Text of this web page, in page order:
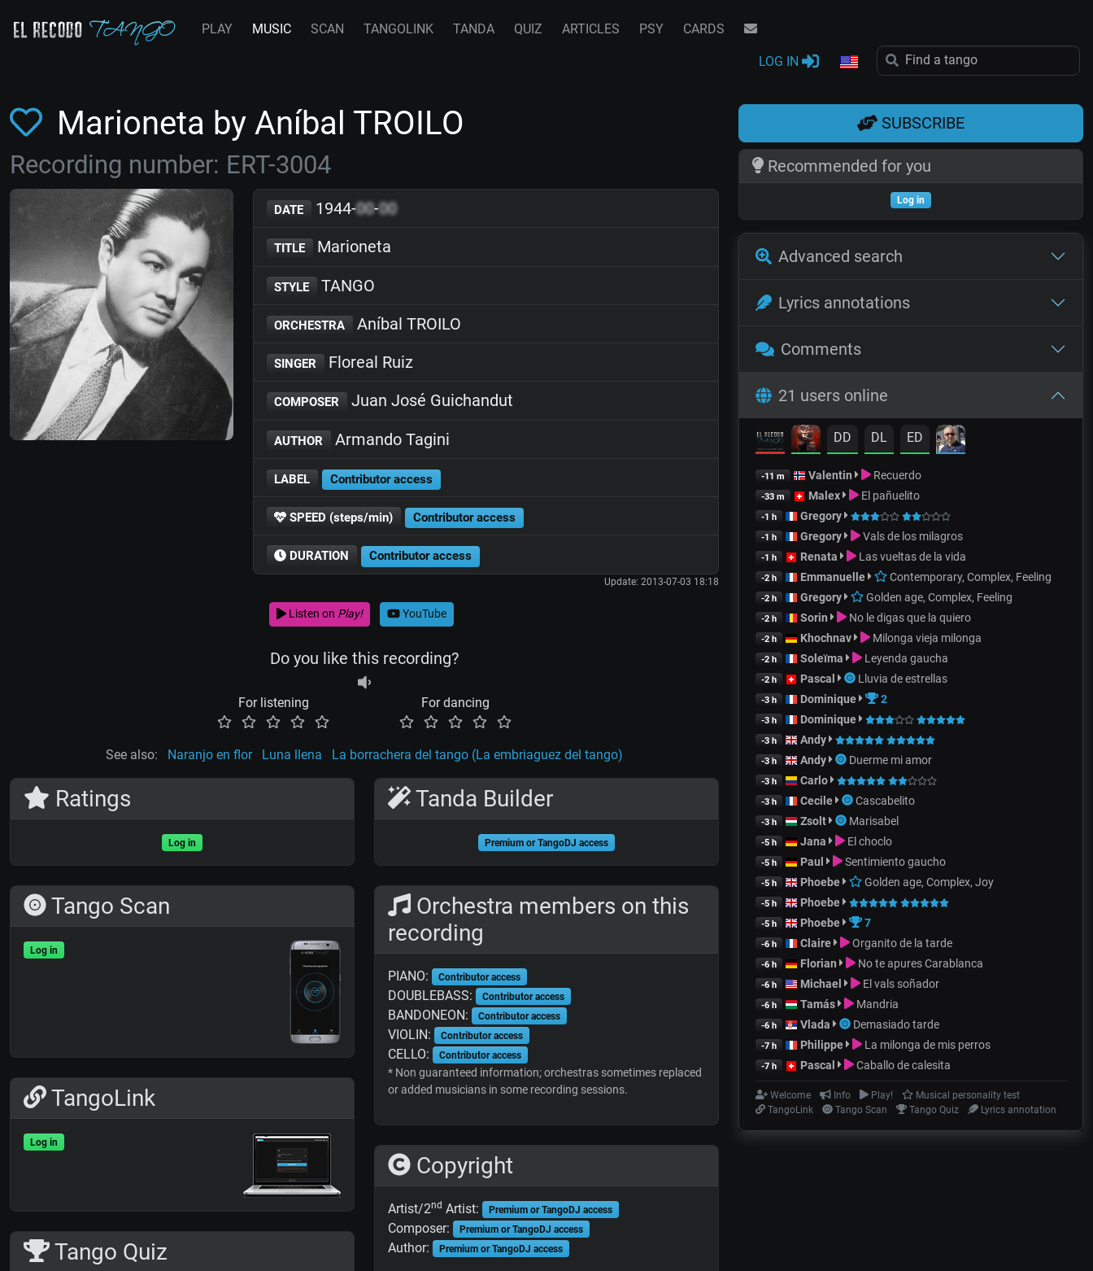
PLAY MUSIC SCAN TANGOLINK TANDA QUIZ ARTICLES PSY CARDS
LOG IN
Marioneta by Aníbal TROILO
Recording number: ERT-3004
DATE 1944-00-00
TITLE Marioneta
STYLE TANGO
ORCHESTRA Aníbal TROILO
SINGER Floreal Ruiz
COMPOSER Juan José Guichandut
AUTHOR Armando Tagini
LABEL Contributor access
SPEED (steps/min) Contributor access
DURATION Contributor access
Update: 2013-07-03 18:18
Listen on Play! YouTube
Do you like this recording?
For listening For dancing
See also: Naranjo en flor Luna llena La borrachera del tango (La embriaguez del tango)
Ratings
Log in
Tango Scan
Log in
TangoLink
Log in
Tango Quiz
Tanda Builder
Premium or TangoDJ access
Orchestra members on this
recording
PIANO: Contributor access
DOUBLEBASS: Contributor access
BANDONEON: Contributor access
VIOLIN: Contributor access
CELLO: Contributor access
* Non guaranteed information; orchestras sometimes replaced
or added musicians in some recording sessions.
Copyright
Artist/2nd Artist: Premium or TangoDJ access
Composer: Premium or TangoDJ access
Author: Premium or TangoDJ access
SUBSCRIBE
Recommended for you
Log in
Advanced search
Lyrics annotations
Comments
21 users online
DD DL ED
-11 m Valentin Recuerdo
-33 m Malex El pañuelito
-1 h Gregory
-1 h Gregory Vals de los milagros
-1 h Renata Las vueltas de la vida
-2 h Emmanuelle Contemporary, Complex, Feeling
-2 h Gregory Golden age, Complex, Feeling
-2 h Sorin No le digas que la quiero
-2 h Khochnav Milonga vieja milonga
-2 h Soleïma Leyenda gaucha
-2 h Pascal Lluvia de estrellas
-3 h Dominique 2
-3 h Dominique
-3 h Andy
-3 h Andy Duerme mi amor
-3 h Carlo
-3 h Cecile Cascabelito
-3 h Zsolt Marisabel
-5 h Jana El choclo
-5 h Paul Sentimiento gaucho
-5 h Phoebe Golden age, Complex, Joy
-5 h Phoebe
-5 h Phoebe 7
-6 h Claire Organito de la tarde
-6 h Florian No te apures Carablanca
-6 h Michael El vals soñador
-6 h Tamás Mandria
-6 h Vlada Demasiado tarde
-7 h Philippe La milonga de mis perros
-7 h Pascal Caballo de calesita
Welcome Info Play!
Musical personality test
TangoLink
Tango Scan Tango Quiz Lyrics annotation